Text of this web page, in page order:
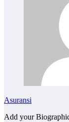
Asuransi
Add your